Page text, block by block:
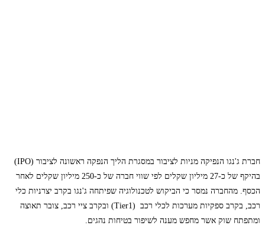
חברת ג'נגו הנפיקה מניות לציבור במסגרת הליך הנפקה ראשונה לציבור (IPO)
בהיקף של כ-27 מיליון שקלים לפי שווי חברה של כ-250 מיליון שקלים לאחר
הכסף. מהחברה נמסר כי הביקוש לטכנולוגיה שפיתחה ג'נגו בקרב יצרניות כלי
רכב, בקרב ספקיות מערכות לכלי רכב (Tier1) ובקרב ציי רכב, צובר תאוצה
ומתפתח שוק אשר מחפש מענה לשיפור בטיחות נהגים.